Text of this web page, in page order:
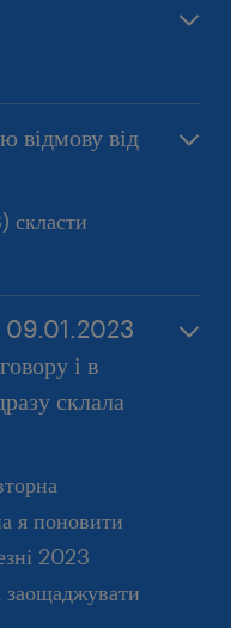
та стягувати
PPK (тобто до
укладався договір
лютого 2023 р.
у програмі усіх
поданням заяви про
PPK, не був укладений
відмову від
скласти
суб’єкту-
р. Будь-яка
цієї дати, автоматично
2023 р.
09.01.2023
і в
склала
я поновити
2023
заощаджувати